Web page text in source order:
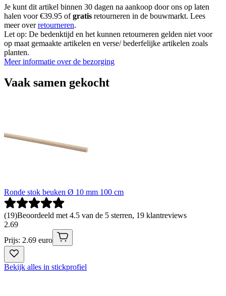
Je kunt dit artikel binnen 30 dagen na aankoop door ons op laten
halen voor €39.95 ofgratis retourneren in de bouwmarkt. Lees
meer overretourneren.
Let op: De bedenktijd en het kunnen retourneren gelden niet voor
op maat gemaakte artikelen en verse/ bederfelijke artikelen zoals
planten.
Meer informatie over de bezorging
Vaak samen gekocht
Ronde stok beuken Ø 10 mm 100 cm
(19)Beoordeeld met 4.5 van de 5 sterren, 19 klantreviews
2.69
Prijs: 2.69 euro
Bekijk alles in stickprofiel